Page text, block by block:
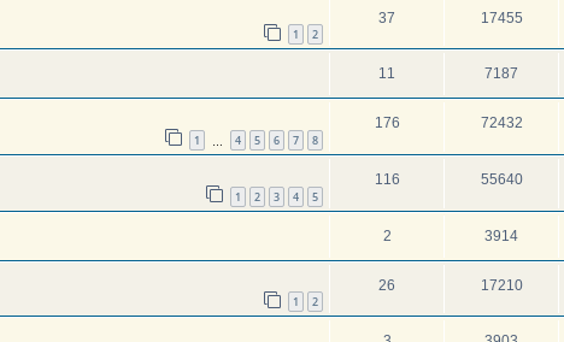
1 2
37 17455
11 7187
1 4 5 6 7 8
176 72432
1 2 3 4 5
116 55640
2 3914
1 2
26 17210